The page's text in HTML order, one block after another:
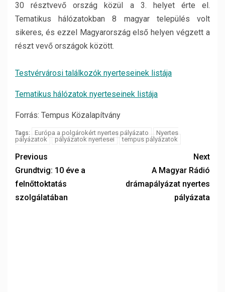
30 résztvevő ország közül a 3. helyet érte el.
Tematikus hálózatokban 8 magyar település volt
sikeres, és ezzel Magyarország első helyen végzett a
részt vevő országok között.
Testvérvárosi találkozók nyerteseinek listája
Tematikus hálózatok nyerteseinek listája
Forrás: Tempus Közalapítvány
Tags: Európa a polgárokért nyertes pályázato
Nyertes
pályázatok
pályázatok nyertesei tempus pályázatok
Previous
Grundtvig: 10 éve a
felnőttoktatás
szolgálatában
Next
A Magyar Rádió
drámapályázat nyertes
pályázata